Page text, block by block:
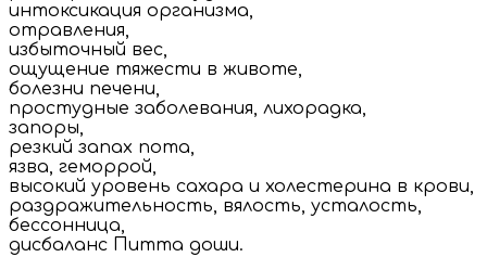
интоксикация организма,
отравления,
избыточный вес,
ощущение тяжести в животе,
болезни печени,
простудные заболевания, лихорадка,
запоры,
резкий запах пота,
язва, геморрой,
высокий уровень сахара и холестерина в крови,
раздражительность, вялость, усталость,
бессонница,
дисбаланс Питта доши.